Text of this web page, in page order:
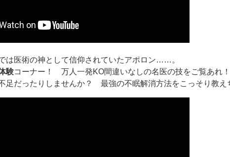
は医術の神として信仰されていたアポロン……。
験コーナー！ 万人一発KO間違いなしの名医の技をご覧あれ！
足だったりしませんか？ 最強の不眠解消方法をこっそり教え